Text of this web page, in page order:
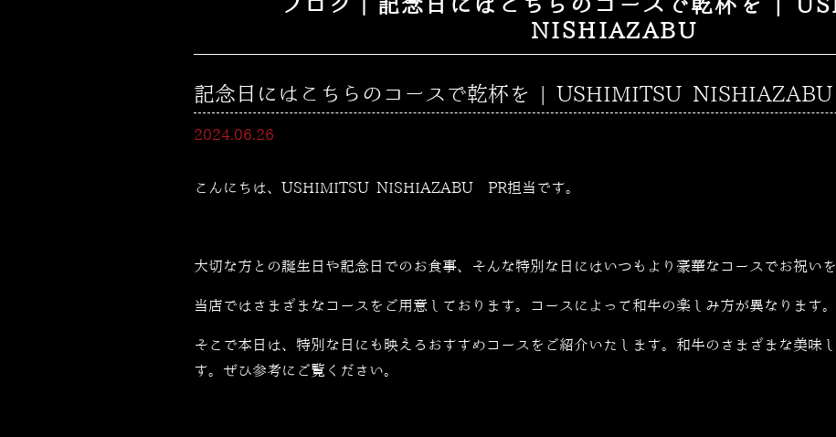
ブログ｜記念日にはこちらのコースで乾杯を |
NISHIAZABU
記念日にはこちらのコースで乾杯を | USHIMITSU NISHIAZABU
2024.06.26
こんにちは、USHIMITSU NISHIAZABU PR担当です。
大切な方との誕生日や記念日でのお食事、そんな特別な日にはいつもより豪華なコースでお祝い
当店ではさまざまなコースをご用意しております。コースによって和牛の楽しみ方が異なります。
そこで本日は、特別な日にも映えるおすすめコースをご紹介いたします。和牛のさまざまな美味
す。ぜひ参考にご覧ください。